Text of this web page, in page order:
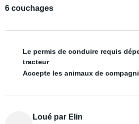
6 couchages
Le permis de conduire requis
tracteur
Accepte les animaux de
Loué par Elin